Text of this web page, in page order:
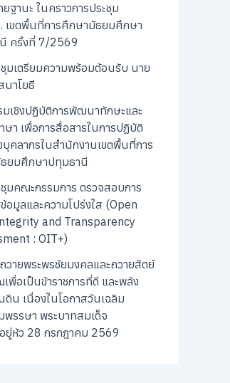
ฐานะ ในคราวการประชุม
เขตพื้นที่การศึกษามัธยมศึกษา
ครั้งที่ 7/2569
ชุมเตรียมความพร้อมต้อนรับ นาย
นาโยธี
มเชิงปฏิบัติการพัฒนาทักษะและ
ษา เพื่อการสื่อสารในการปฏิบัติ
บุคลากรในสำนักงานเขตพื้นที่การ
ยมศึกษาปทุมธานี
ชุมคณะกรรมการ ตรวจสอบการ
อมูลและความโปร่งใส (Open
and Transparency
: OIT+)
วายพระพรชัยมงคลและถวายสัตย์
พื่อเป็นข้าราชการที่ดี และพลัง
ดิน เนื่องในโอกาสวันเฉลิม
พรรษา พระบาทสมเด็จ
อยู่หัว 28 กรกฎาคม 2569